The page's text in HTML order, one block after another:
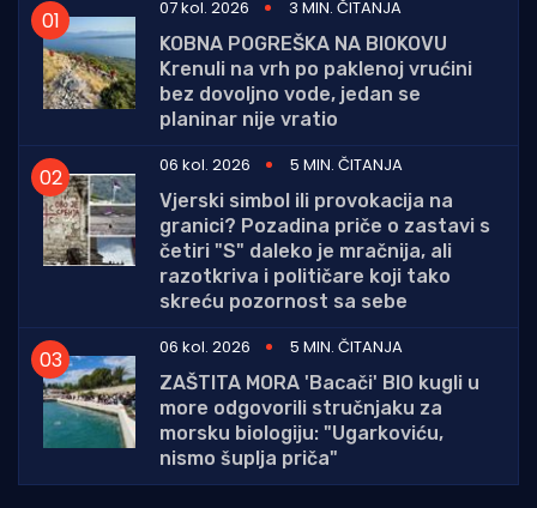
07 kol. 2026
3 MIN. ČITANJA
KOBNA POGREŠKA NA BIOKOVU
Krenuli na vrh po paklenoj vrućini
bez dovoljno vode, jedan se
planinar nije vratio
06 kol. 2026
5 MIN. ČITANJA
Vjerski simbol ili provokacija na
granici? Pozadina priče o zastavi s
četiri "S" daleko je mračnija, ali
razotkriva i političare koji tako
skreću pozornost sa sebe
06 kol. 2026
5 MIN. ČITANJA
ZAŠTITA MORA 'Bacači' BIO kugli u
more odgovorili stručnjaku za
morsku biologiju: "Ugarkoviću,
nismo šuplja priča"